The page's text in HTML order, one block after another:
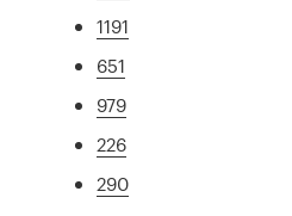
1191
651
979
226
290